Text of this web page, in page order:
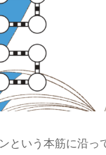
という本筋に沿